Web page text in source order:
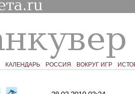
КАЛЕНДАРЬ РОССИЯ ВОКРУГ ИГР